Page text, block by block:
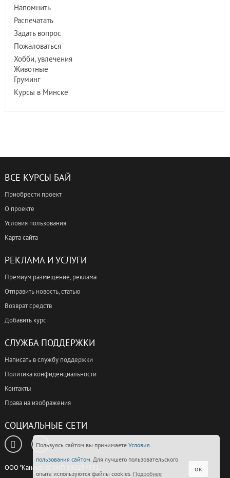
Напомнить
Распечатать
Задать вопрос
Пожаловаться
Хобби, увлечения
Животные
Груминг
Курсы в Минске
ВСЕ КУРСЫ БАЙ
Приобрести проект
О проекте
Условия пользования
Карта сайта
РЕКЛАМА И УСЛУГИ
Премиум размещение, реклама
Отправить новость, статью
Возврат средств
Добавить курс
СЛУЖБА ПОДДЕРЖКИ
Написать в службу поддержки
Политика конфиденциальности
Контакты
Права на изображения
СОЦИАЛЬНЫЕ СЕТИ
ООО "Канакона", УНП 192254551,
Пользуясь сайтом вы принимаете Условия
пользования сайтом. Для лучшего пользовательского
опыта используются файлы cookies. Подробнее
ок